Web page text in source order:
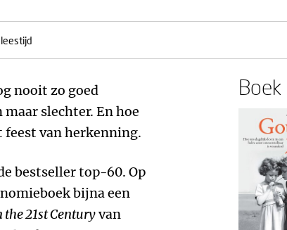
nooit zo goed
slechter. En hoe
feest van herkenning.
bestseller top-60. Op
bijna een
21st Centuryvan